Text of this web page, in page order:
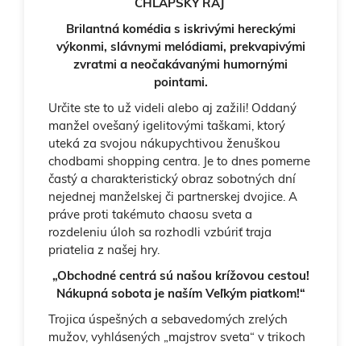
Brilantná komédia s iskrivými hereckými
výkonmi, slávnymi melódiami, prekvapivými
zvratmi a neočakávanými humornými
pointami.
Určite ste to už videli alebo aj zažili! Oddaný
manžel ovešaný igelitovými taškami, ktorý
uteká za svojou nákupychtivou ženuškou
chodbami shopping centra. Je to dnes pomerne
častý a charakteristický obraz sobotných dní
nejednej manželskej či partnerskej dvojice. A
práve proti takémuto chaosu sveta a
rozdeleniu úloh sa rozhodli vzbúriť traja
priatelia z našej hry.
„Obchodné centrá sú našou krížovou cestou!
Nákupná sobota je naším Veľkým piatkom!“
Trojica úspešných a sebavedomých zrelých
mužov, vyhlásených „majstrov sveta“ v trikoch